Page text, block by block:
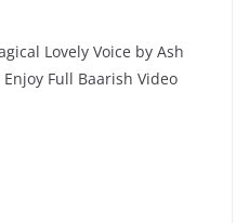
Lovely Voice by Ash
Full Baarish Video